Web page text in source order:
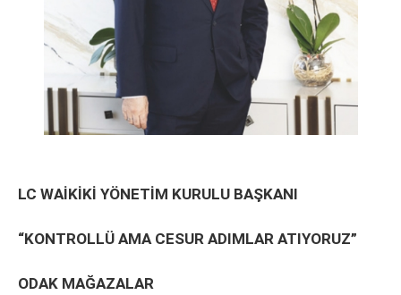
LC WAİKİKİ YÖNETİM KURULU BAŞKANI
“KONTROLLÜ AMA CESUR ADIMLAR ATIYORUZ”
ODAK MAĞAZALAR